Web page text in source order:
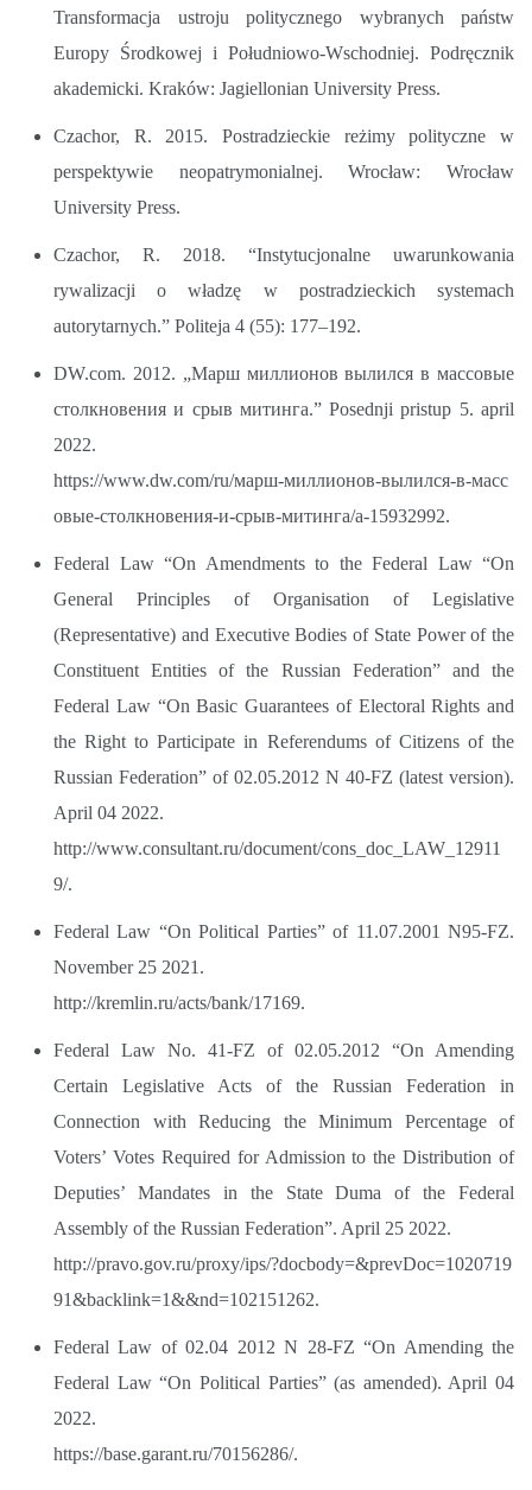
Transformacja ustroju politycznego wybranych państw
Europy Środkowej i Południowo-Wschodniej. Podręcznik
akademicki. Kraków: Jagiellonian University Press.
Czachor, R. 2015. Postradzieckie reżimy polityczne w
perspektywie neopatrymonialnej. Wrocław: Wrocław
University Press.
Czachor, R. 2018. “Instytucjonalne uwarunkowania
rywalizacji o władzę w postradzieckich systemach
autorytarnych.” Politeja 4 (55): 177–192.
DW.com. 2012. „Марш миллионов вылился в массовые
столкновения и срыв митинга.” Posednji pristup 5. april
2022.
https://www.dw.com/ru/марш-миллионов-вылился-в-масс
овые-столкновения-и-срыв-митинга/a-15932992.
Federal Law “On Amendments to the Federal Law “On
General Principles of Organisation of Legislative
(Representative) and Executive Bodies of State Power of the
Constituent Entities of the Russian Federation” and the
Federal Law “On Basic Guarantees of Electoral Rights and
the Right to Participate in Referendums of Citizens of the
Russian Federation” of 02.05.2012 N 40-FZ (latest version).
April 04 2022.
http://www.consultant.ru/document/cons_doc_LAW_12911
9/.
Federal Law “On Political Parties” of 11.07.2001 N95-FZ.
November 25 2021.
http://kremlin.ru/acts/bank/17169.
Federal Law No. 41-FZ of 02.05.2012 “On Amending
Certain Legislative Acts of the Russian Federation in
Connection with Reducing the Minimum Percentage of
Voters’ Votes Required for Admission to the Distribution of
Deputies’ Mandates in the State Duma of the Federal
Assembly of the Russian Federation”. April 25 2022.
http://pravo.gov.ru/proxy/ips/?docbody=&prevDoc=1020719
91&backlink=1&&nd=102151262.
Federal Law of 02.04 2012 N 28-FZ “On Amending the
Federal Law “On Political Parties” (as amended). April 04
2022.
https://base.garant.ru/70156286/.